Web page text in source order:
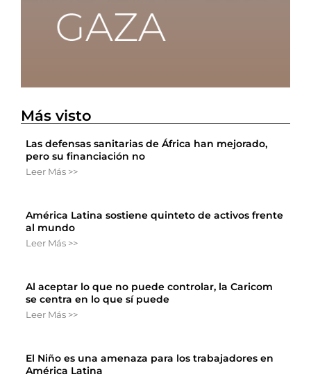
Más visto
Las defensas sanitarias de África han mejorado,
pero su financiación no
Leer Más >>
América Latina sostiene quinteto de activos frente
al mundo
Leer Más >>
Al aceptar lo que no puede controlar, la Caricom
se centra en lo que sí puede
Leer Más >>
El Niño es una amenaza para los trabajadores en
América Latina